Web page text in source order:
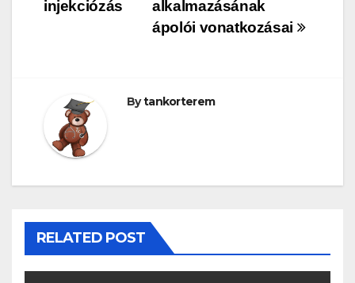
alkalmazásának
ápolói vonatkozásai
injekciózás
Bytankorterem
RELATED POST